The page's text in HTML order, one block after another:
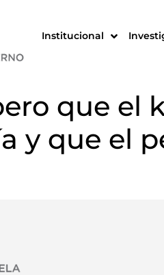
Institucional
que el
y que el